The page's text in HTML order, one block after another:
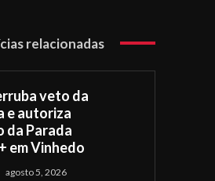
relacionadas
veto da
e autoriza
da Parada
em Vinhedo
agosto 5, 2026